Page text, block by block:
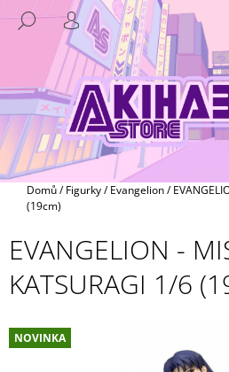
na
HLEDAT
PŘIHLÁŠENÍ
Domů/ Figurky/ Evangelion/
(19cm)
EVANGELION -
KATSURAGI 1/6
NOVINKA
K
K
ZPĚT
ZPĚT
C
O
P
O
T
Ř
E
B
U
J
E
T